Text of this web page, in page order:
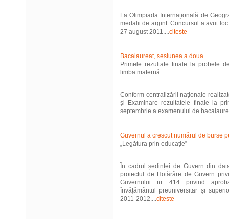
La Olimpiada Internațională de
medalii de argint. Concursul a avut
27 august 2011....citeste
Bacalaureat, sesiunea a doua
Primele rezultate finale la probele
limba maternă
Conform centralizării naționale
și Examinare rezultatele finale la
septembrie a examenului de
Guvernul a crescut numărul de burse
„Legătura prin educație”
În cadrul ședinței de Guvern din
proiectul de Hotărâre de Guvern
Guvernului nr. 414 privind
învățământul preuniversitar și
2011-2012....citeste